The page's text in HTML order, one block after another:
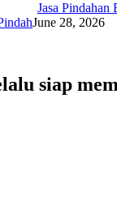
Jasa Pindahan
June 28, 2026
siap